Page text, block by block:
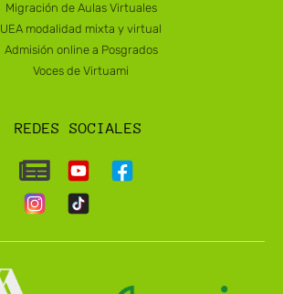
Migración de Aulas Virtuales
UEA modalidad mixta y virtual
Admisión online a Posgrados
Voces de Virtuami
REDES SOCIALES